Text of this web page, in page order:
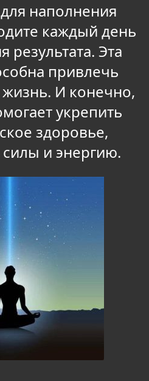
наполнения
каждый день
результата. Эта
привлечь
И конечно,
укрепить
здоровье,
силы и энергию.